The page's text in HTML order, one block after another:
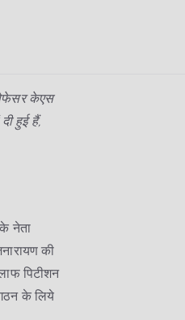
केएस
हुई हैं,
नेता
की
पिटीशन
गठन के लिये